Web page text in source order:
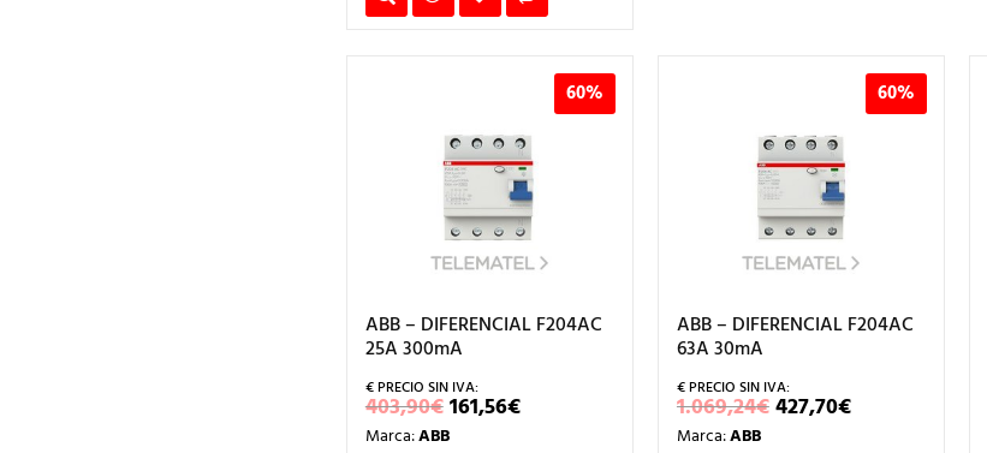
60%
ABB – DIFERENCIAL F204AC
25A 300mA
403,90€EL
PRECIO
ORIGINAL
161,56€EL
PRECIO
Marca:ABB
60%
ABB – DIFERENCIAL F204AC
63A 30mA
1.069,24€EL
PRECIO
427,70€EL
PRECIO
Marca:ABB